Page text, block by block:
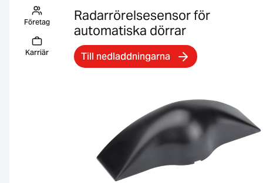
Företag
Karriär
Radarrörelsesensor för
automatiska dörrar
Till nedladdningarna